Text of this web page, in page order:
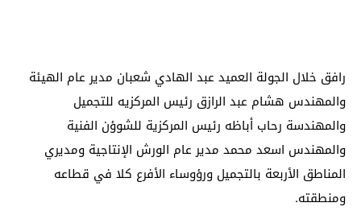
رافق خلال الجولة العميد عبد الهادي شعبان مدير عام الهيئة
والمهندس هشام عبد الرازق رئيس المركزيه للتجميل
والمهندسة رحاب أباظه رئيس المركزية للشوؤن الفنية
والمهندس اسعد محمد مدير عام الورش الإنتاجية ومديري
المناطق الأربعة بالتجميل ورؤوساء الأفرع كلا في قطاعه
ومنطقته.